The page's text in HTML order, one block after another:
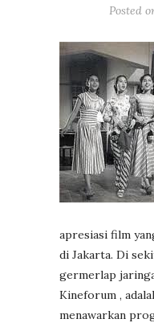
Posted
apresiasi film
di Jakarta. Di
germerlap
Kineforum ,
menawarkan